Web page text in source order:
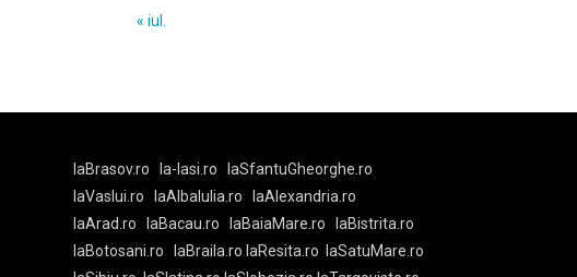
« iul.
laBrasov.ro la-Iasi.ro
laSfantuGheorghe.ro
laVaslui.ro
laAlbaIulia.ro
laAlexandria.ro
laArad.ro
laBacau.ro laBaiaMare.ro
laBistrita.ro
laBotosani.ro
laBraila.ro laResita.ro
laSatuMare.ro